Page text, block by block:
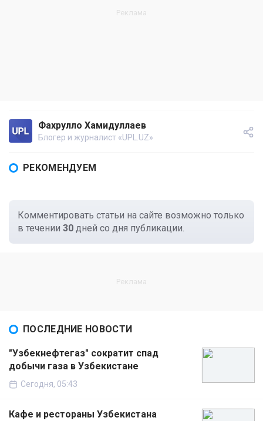
Фахрулло Хамидуллаев
Блогер и журналист «UPL.UZ»
РЕКОМЕНДУЕМ
Комментировать статьи на сайте возможно только
в течении 30 дней со дня публикации.
ПОСЛЕДНИЕ НОВОСТИ
"Узбекнефтегаз" сократит спад
добычи газа в Узбекистане
Сегодня, 05:43
Кафе и рестораны Узбекистана